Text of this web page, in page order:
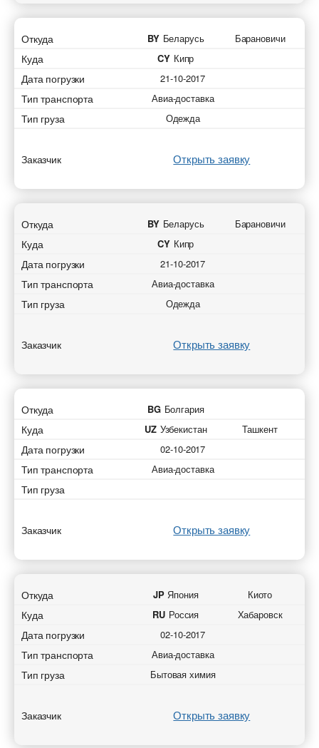
Откуда BY Беларусь Барановичи
Куда CY Кипр
Дата погрузки 21-10-2017
Тип транспорта Авиа-доставка
Тип груза Одежда
Заказчик Открыть заявку
Откуда BY Беларусь Барановичи
Куда CY Кипр
Дата погрузки 21-10-2017
Тип транспорта Авиа-доставка
Тип груза Одежда
Заказчик Открыть заявку
Откуда BG Болгария
Куда UZ Узбекистан Ташкент
Дата погрузки 02-10-2017
Тип транспорта Авиа-доставка
Тип груза
Заказчик Открыть заявку
Откуда JP Япония Киото
Куда RU Россия Хабаровск
Дата погрузки 02-10-2017
Тип транспорта Авиа-доставка
Тип груза Бытовая химия
Заказчик Открыть заявку